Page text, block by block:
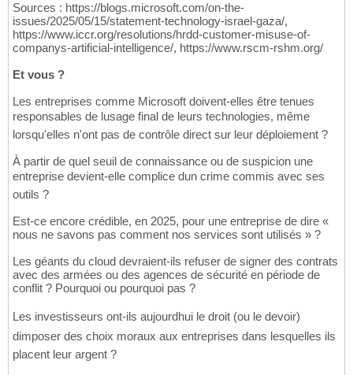
Sources : https://blogs.microsoft.com/on-the-
issues/2025/05/15/statement-technology-israel-gaza/,
https://www.iccr.org/resolutions/hrdd-customer-misuse-of-
companys-artificial-intelligence/, https://www.rscm-rshm.org/
Et vous ?
Les entreprises comme Microsoft doivent-elles être tenues
responsables de lusage final de leurs technologies, même
lorsqu'elles n'ont pas de contrôle direct sur leur déploiement ?
À partir de quel seuil de connaissance ou de suspicion une
entreprise devient-elle complice dun crime commis avec ses
outils ?
Est-ce encore crédible, en 2025, pour une entreprise de dire «
nous ne savons pas comment nos services sont utilisés » ?
Les géants du cloud devraient-ils refuser de signer des contrats
avec des armées ou des agences de sécurité en période de
conflit ? Pourquoi ou pourquoi pas ?
Les investisseurs ont-ils aujourdhui le droit (ou le devoir)
dimposer des choix moraux aux entreprises dans lesquelles ils
placent leur argent ?